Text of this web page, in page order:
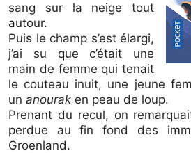
sang sur la neige tout
autour.
Puis le champ s’est élargi,
j’ai su que c’était une
main de femme qui tenait
le couteau inuit, une jeune
un anourak en peau de loup.
Prenant du recul, on
perdue au fin fond des
Groenland.